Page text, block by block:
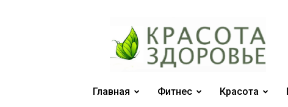
журнал
"Красота
и
Главная
Фитнес Красота